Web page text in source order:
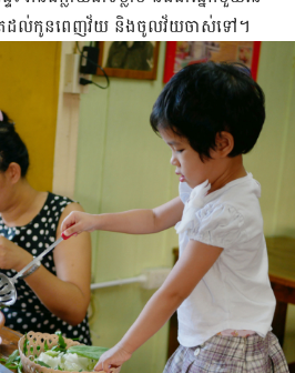
ដល់​កូន​ពេញ​វ័យ និង​ចូល​វ័យ​ចាស់​ទៅ។